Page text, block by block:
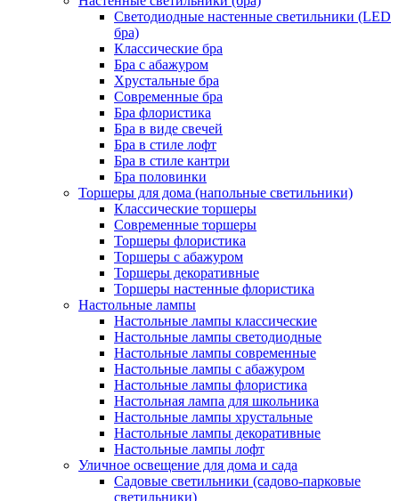
Светодиодные настенные светильники (LED
бра)
Классические бра
Бра с абажуром
Хрустальные бра
Современные бра
Бра флористика
Бра в виде свечей
Бра в стиле лофт
Бра в стиле кантри
Бра половинки
Торшеры для дома (напольные светильники)
Классические торшеры
Современные торшеры
Торшеры флористика
Торшеры с абажуром
Торшеры декоративные
Торшеры настенные флористика
Настольные лампы
Настольные лампы классические
Настольные лампы светодиодные
Настольные лампы современные
Настольные лампы с абажуром
Настольные лампы флористика
Настольная лампа для школьника
Настольные лампы хрустальные
Настольные лампы декоративные
Настольные лампы лофт
Уличное освещение для дома и сада
Садовые светильники (садово-парковые
светильники)